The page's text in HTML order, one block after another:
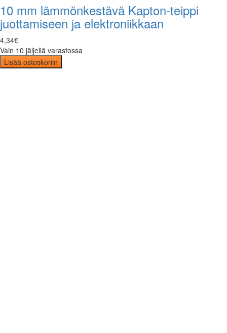
10 mm lämmönkestävä Kapton-teippi
juottamiseen ja elektroniikkaan
4,34€
Vain 10 jäljellä varastossa
Lisää ostoskoriin